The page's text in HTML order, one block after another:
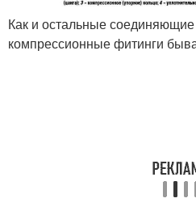
Как и остальные соединяющие
компрессионные фитинги